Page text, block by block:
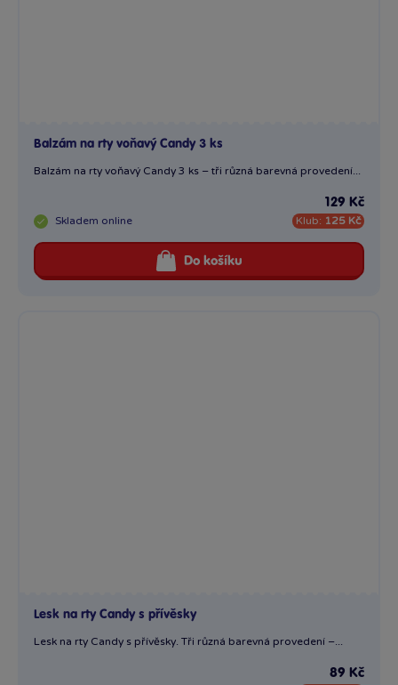
Balzám na rty voňavý Candy 3 ks
Balzám na rty voňavý Candy 3 ks – tři různá barevná provedení...
Skladem online
129 Kč
Klub: 125 Kč
Do košíku
Lesk na rty Candy s přívěsky
Lesk na rty Candy s přívěsky. Tři různá barevná provedení –...
89 Kč